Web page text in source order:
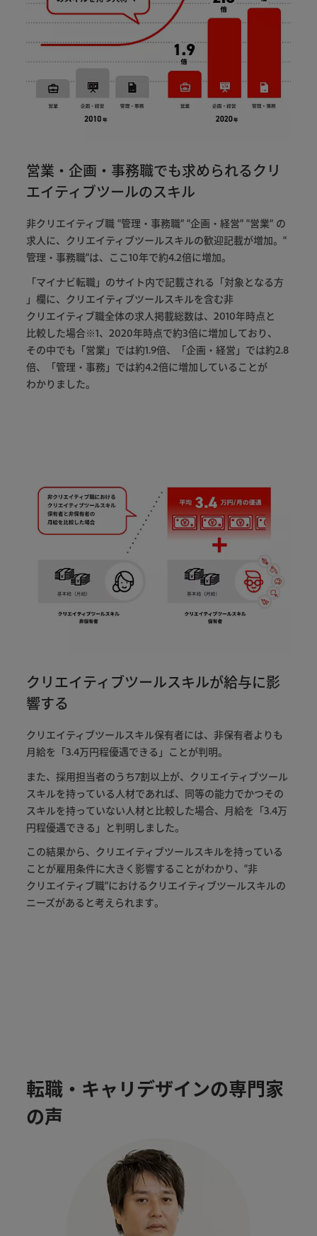
営業・企画・事務職でも求められるクリ
エイティブツールのスキル
非クリエイティブ職“管理 ・事務職”“企画 ・経営”“営業” の
求人に、 クリエイティブツールスキルの歓迎記載が増加。“
管理 ・事務職”は、 ここ10年で約4.2倍に増加。
「マイナビ転職」 のサイト内で記載される 「対象となる方
」欄に、 クリエイティブツールスキルを含む非
クリエイティブ職全体の求人掲載総数は、2010年時点と
比較した場合※1、2020年時点で約3倍に増加しており、
その中でも 「営業」 では約1.9倍、 「企画 ・経営」 では約2.8
倍、 「管理 ・事務」 では約4.2倍に増加していることが
わかり ました。
クリエイティブツールスキルが給与に影
響する
クリエイティブツールスキル保有者には、非保有者よりも
月給を 「3.4万円程優遇できる 」 ことが判明。
また、採用担当者のうち7割以上が、 クリエイティブツール
スキルを持っている 人材であれば、 同等の能力でかつその
スキルを持っていない人材と比較した場合、 月給を 「3.4万
円程優遇できる 」 と判明しました。
この結果から、 クリエイティブツールスキルを持っている
ことが雇用条件に大きく 影響することがわかり、“非
クリエイティブ職”におけるクリエイティブツールスキルの
ニーズがあると考え られます。
転職・キャリデザインの専門家
の声